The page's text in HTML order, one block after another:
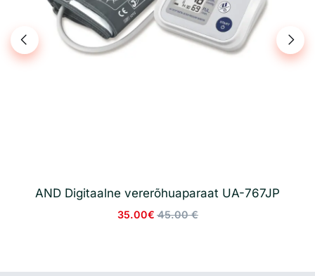
AND Digitaalne vererõhuaparaat UA-767JP
35.00€ 45.00 €